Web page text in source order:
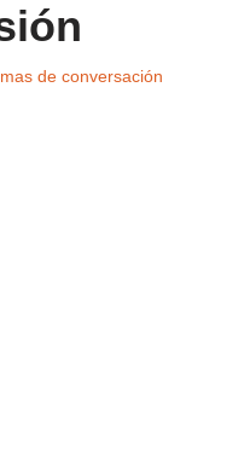
de conversación